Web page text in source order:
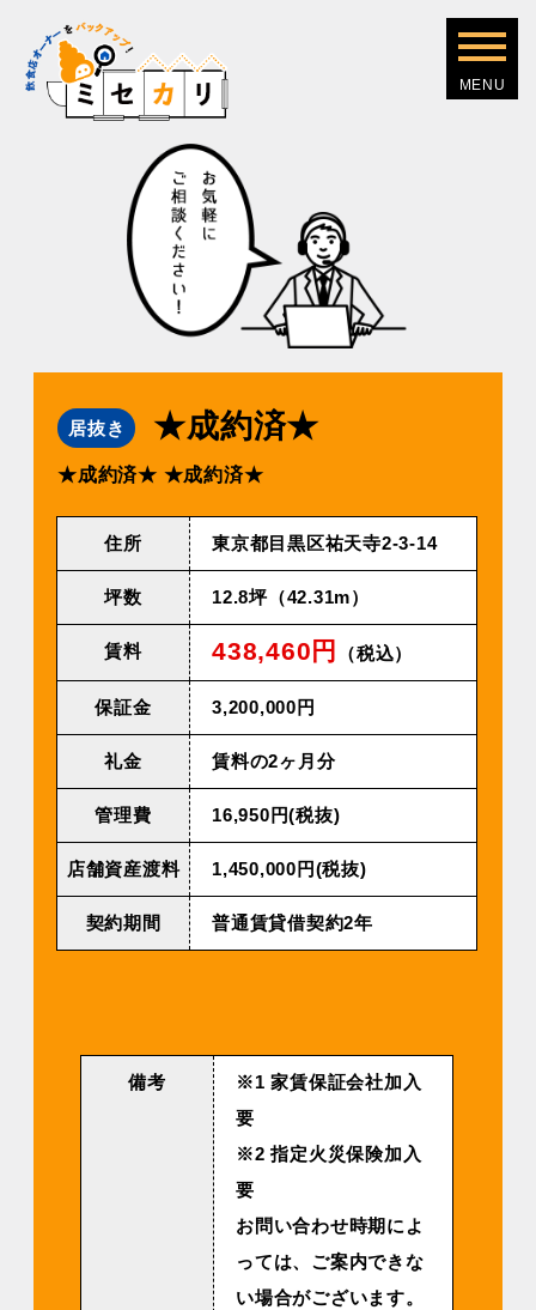
居抜き ★成約済★
★成約済★ ★成約済★
住所 東京都目黒区祐天寺2-3-14
坪数 12.8坪（42.31m）
賃料 438,460円 （税込）
保証金 3,200,000円
礼金 賃料の2ヶ月分
管理費 16,950円(税抜)
店舗資産渡料 1,450,000円(税抜)
契約期間 普通賃貸借契約2年
備考
※1 家賃保証会社加入
要
※2 指定火災保険加入
要
お問い合わせ時期によ
っては、ご案内できな
い場合がございます。